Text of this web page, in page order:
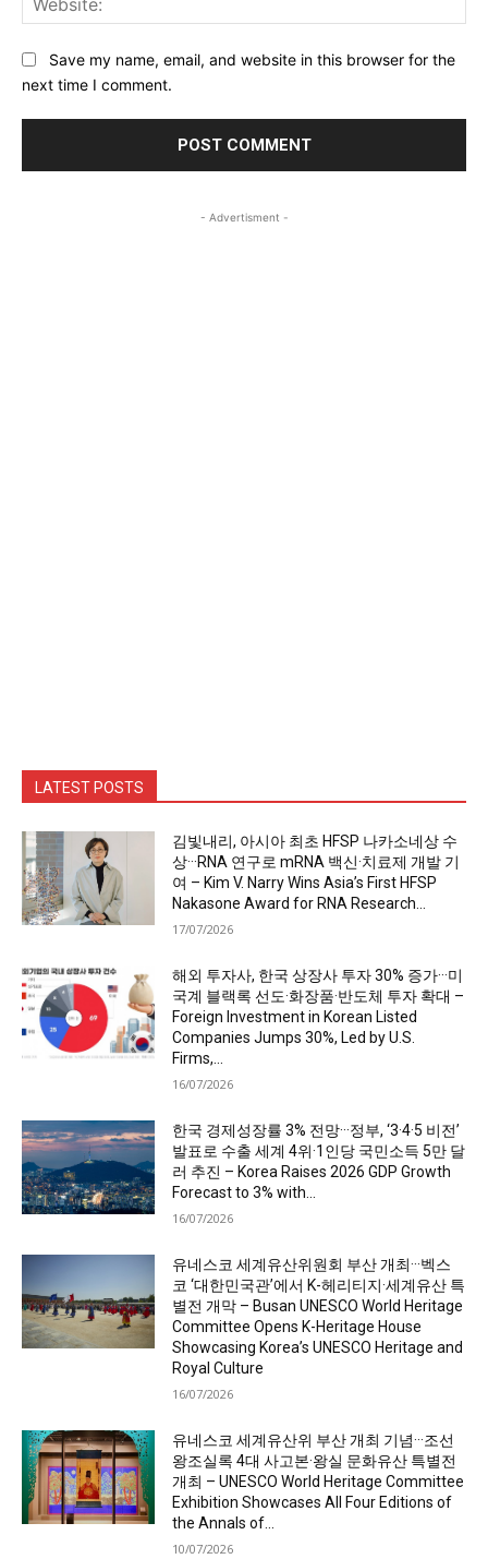
Save my name, email, and website in this browser for the
next time I comment.
- Advertisment -
LATEST POSTS
김빛내리, 아시아 최초 HFSP 나카소네상 수
상···RNA 연구로 mRNA 백신·치료제 개발 기
여 – Kim V. Narry Wins Asia’s First HFSP
Nakasone Award for RNA Research...
17/07/2026
해외 투자사, 한국 상장사 투자 30% 증가···미
국계 블랙록 선도·화장품·반도체 투자 확대 –
Foreign Investment in Korean Listed
Companies Jumps 30%, Led by U.S.
Firms,...
16/07/2026
한국 경제성장률 3% 전망···정부, ‘3·4·5 비전’
발표로 수출 세계 4위·1인당 국민소득 5만 달
러 추진 – Korea Raises 2026 GDP Growth
Forecast to 3% with...
16/07/2026
유네스코 세계유산위원회 부산 개최···벡스
코 ‘대한민국관’에서 K-헤리티지·세계유산 특
별전 개막 – Busan UNESCO World Heritage
Committee Opens K-Heritage House
Showcasing Korea’s UNESCO Heritage and
Royal Culture
16/07/2026
유네스코 세계유산위 부산 개최 기념···조선
왕조실록 4대 사고본·왕실 문화유산 특별전
개최 – UNESCO World Heritage Committee
Exhibition Showcases All Four Editions of
the Annals of...
10/07/2026